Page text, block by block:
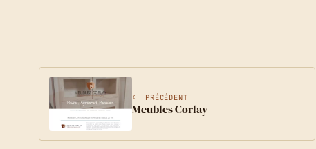
PRÉCÉDENT
Meubles Corlay